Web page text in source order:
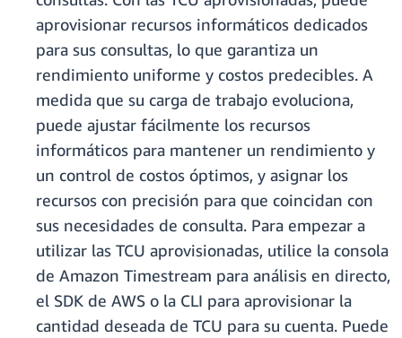
aprovisionar recursos informáticos dedicados
para sus consultas, lo que garantiza un
rendimiento uniforme y costos predecibles. A
medida que su carga de trabajo evoluciona,
puede ajustar fácilmente los recursos
informáticos para mantener un rendimiento y
un control de costos óptimos, y asignar los
recursos con precisión para que coincidan con
sus necesidades de consulta. Para empezar a
utilizar las TCU aprovisionadas, utilice la consola
de Amazon Timestream para análisis en directo,
el SDK de AWS o la CLI para aprovisionar la
cantidad deseada de TCU para su cuenta. Puede